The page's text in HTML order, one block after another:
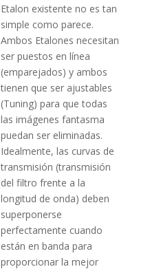
Etalon existente no es tan
simple como parece.
Ambos Etalones necesitan
ser puestos en línea
(emparejados) y ambos
tienen que ser ajustables
(Tuning) para que todas
las imágenes fantasma
puedan ser eliminadas.
Idealmente, las curvas de
transmisión (transmisión
del filtro frente a la
longitud de onda) deben
superponerse
perfectamente cuando
están en banda para
proporcionar la mejor